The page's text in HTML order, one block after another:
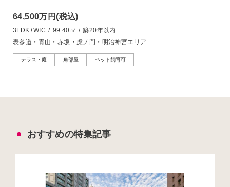
64,500万円(税込)
3LDK+WIC / 99.40㎡ / 築20年以内
表参道・青山・赤坂・虎ノ門・明治神宮エリア
テラス・庭 角部屋 ペット飼育可
おすすめの特集記事